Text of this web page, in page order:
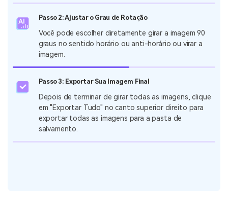
Passo 2: Ajustar o Grau de Rotação
Você pode escolher diretamente girar a imagem 90
graus no sentido horário ou anti-horário ou virar a
imagem.
Passo 3: Exportar Sua Imagem Final
Depois de terminar de girar todas as imagens, clique
em "Exportar Tudo" no canto superior direito para
exportar todas as imagens para a pasta de
salvamento.